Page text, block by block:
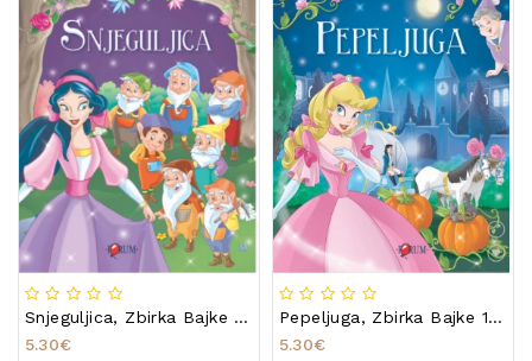
Snjeguljica, Zbirka Bajke 1-8
5.30€
Pepeljuga, Zbirka Bajke 1-8
5.30€